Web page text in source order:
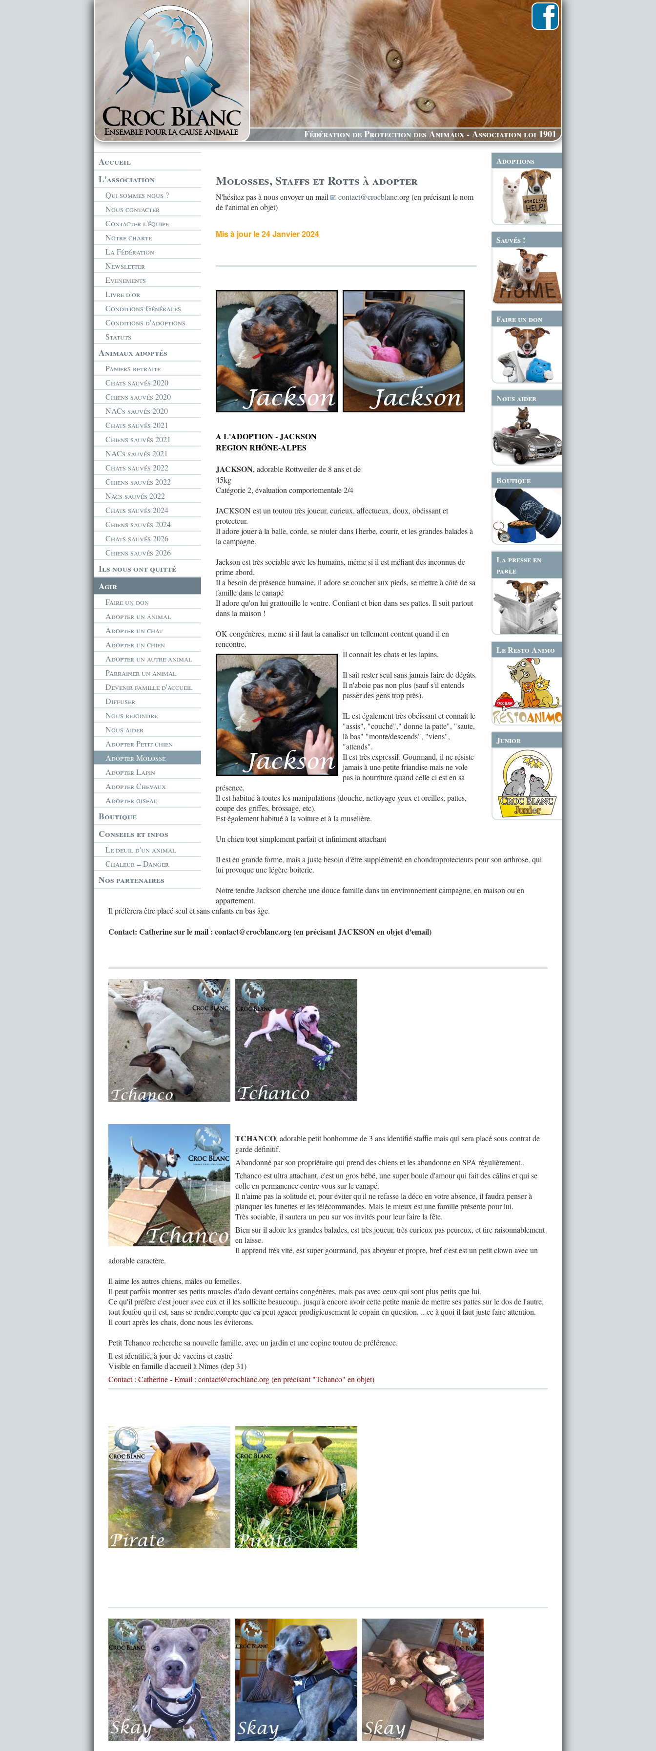
Fédération de Protection des Animaux - Association loi 1901
Accueil
L'association
Qui sommes nous ?
Nous contacter
Contacter l'équipe
Notre charte
La Fédération
Newsletter
Evenements
Livre d'or
Conditions Générales
Conditions d'adoptions
Statuts
Animaux adoptés
Paniers retraite
Chats sauvés 2020
Chiens sauvés 2020
NACs sauvés 2020
Chats sauvés 2021
Chiens sauvés 2021
NACs sauvés 2021
Chats sauvés 2022
Chiens sauvés 2022
Nacs sauvés 2022
Chats sauvés 2024
Chiens sauvés 2024
Chats sauvés 2026
Chiens sauvés 2026
Ils nous ont quitté
Agir
Faire un don
Adopter un animal
Adopter un chat
Adopter un chien
Adopter un autre animal
Parrainer un animal
Devenir famille d'accueil
Diffuser
Nous rejoindre
Nous aider
Adopter Petit chien
Adopter Molosse
Adopter Lapin
Adopter Chevaux
Adopter oiseau
Boutique
Conseils et infos
Le deuil d'un animal
Chaleur = Danger
Nos partenaires
Adoptions
Sauvés !
Faire un don
Nous aider
Boutique
La presse en
parle
Le Resto Animo
Junior
Molosses, Staffs et Rotts à adopter
N'hésitez pas à nous envoyer un mail contact@crocblanc.org (en précisant le nom
de l'animal en objet)
Mis à jour le 24 Janvier 2024
A L'ADOPTION - JACKSON
REGION RHÔNE-ALPES
JACKSON, adorable Rottweiler de 8 ans et de
45kg
Catégorie 2, évaluation comportementale 2/4
JACKSON est un toutou très joueur, curieux, affectueux, doux, obéissant et
protecteur.
Il adore jouer à la balle, corde, se rouler dans l'herbe, courir, et les grandes balades à
la campagne.
Jackson est très sociable avec les humains, même si il est méfiant des inconnus de
prime abord.
Il a besoin de présence humaine, il adore se coucher aux pieds, se mettre à côté de sa
famille dans le canapé
Il adore qu'on lui grattouille le ventre. Confiant et bien dans ses pattes. Il suit partout
dans la maison !
OK congénères, meme si il faut la canaliser un tellement content quand il en
rencontre.
Il connait les chats et les lapins.
Il sait rester seul sans jamais faire de dégâts.
Il n'aboie pas non plus (sauf s'il entends
passer des gens trop près).
IL est également très obéissant et connaît le
"assis", "couché"," donne la patte", "saute,
là bas" "monte/descends", "viens",
"attends".
Il est très expressif. Gourmand, il ne résiste
jamais à une petite friandise mais ne vole
pas la nourriture quand celle ci est en sa
présence.
Il est habitué à toutes les manipulations (douche, nettoyage yeux et oreilles, pattes,
coupe des griffes, brossage, etc).
Est également habitué à la voiture et à la muselière.
Un chien tout simplement parfait et infiniment attachant
Il est en grande forme, mais a juste besoin d'être supplémenté en chondroprotecteurs pour son arthrose, qui
lui provoque une légère boiterie.
Notre tendre Jackson cherche une douce famille dans un environnement campagne, en maison ou en
appartement.
Il préfèrera être placé seul et sans enfants en bas âge.
Contact: Catherine sur le mail : contact@crocblanc.org (en précisant JACKSON en objet d'email)
TCHANCO, adorable petit bonhomme de 3 ans identifié staffie mais qui sera placé sous contrat de
garde définitif.
Abandonné par son propriétaire qui prend des chiens et les abandonne en SPA régulièrement..
Tchanco est ultra attachant, c'est un gros bébé, une super boule d'amour qui fait des câlins et qui se
colle en permanence contre vous sur le canapé.
Il n'aime pas la solitude et, pour éviter qu'il ne refasse la déco en votre absence, il faudra penser à
planquer les lunettes et les télécommandes. Mais le mieux est une famille présente pour lui.
Très sociable, il sautera un peu sur vos invités pour leur faire la fête.
Bien sur il adore les grandes balades, est très joueur, très curieux pas peureux, et tire raisonnablement
en laisse.
Il apprend très vite, est super gourmand, pas aboyeur et propre, bref c'est est un petit clown avec un
adorable caractère.
Il aime les autres chiens, mâles ou femelles.
Il peut parfois montrer ses petits muscles d'ado devant certains congénères, mais pas avec ceux qui sont plus petits que lui.
Ce qu'il préfère c'est jouer avec eux et il les sollicite beaucoup.. jusqu'à encore avoir cette petite manie de mettre ses pattes sur le dos de l'autre,
tout foufou qu'il est, sans se rendre compte que ca peut agacer prodigieusement le copain en question. .. ce à quoi il faut juste faire attention.
Il court après les chats, donc nous les éviterons.
Petit Tchanco recherche sa nouvelle famille, avec un jardin et une copine toutou de préférence.
Il est identifié, à jour de vaccins et castré
Visible en famille d'accueil à Nîmes (dep 31)
Contact : Catherine-Email : contact@crocblanc.org(en précisant "Tchanco" en objet)